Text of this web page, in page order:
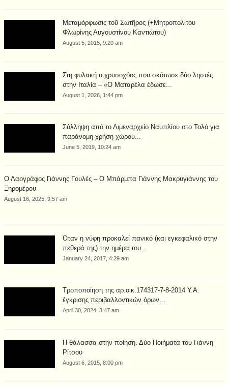
Μεταμόρφωσις τοῦ Σωτῆρος (+Μητροπολίτου
Φλωρίνης Αυγουστίνου Καντιώτου)
August 5, 2015, 9:20 am
Στη φυλακή ο χρυσοχόος που σκότωσε δύο ληστές
στην Ιταλία – «Ο Ματαρέλα έδωσε...
August 1, 2026, 1:44 pm
Σύλληψη από το Λιμεναρχείο Ναυπλίου στο Τολό για
παράνομη χρήση χώρου...
June 5, 2019, 10:24 am
Ο Λαογράφος Γιάννης Γουλές – Ο Μπάρμπα Γιάννης Μακρυγιάννης του
Ξηρομέρου
August 16, 2025, 9:57 am
Όταν η νύφη προκαλεί πανικό (και εγκεφαλικό στην
πεθερά της) την ημέρα του...
January 24, 2017, 4:29 am
Τροποποίηση της αρ.οικ.174317-7-8-2014 Υ.Α.
έγκρισης περιβαλλοντικών όρων...
April 30, 2024, 3:47 am
Η θάλασσα στην ποίηση. Δύο Ποιήματα του Γιάννη
Ρίτσου
August 6, 2015, 8:00 pm